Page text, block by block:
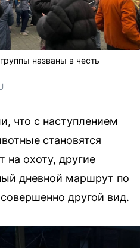
названы в честь
что с наступлением
становятся
на охоту, другие
дневной маршрут по
другой вид.